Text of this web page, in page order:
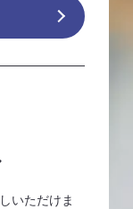
いただけま